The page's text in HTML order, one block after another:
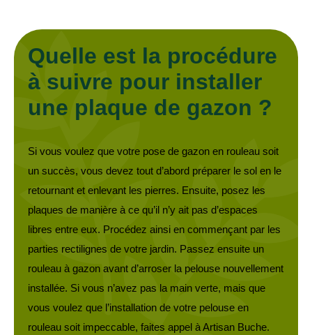
Quelle est la procédure
à suivre pour installer
une plaque de gazon ?
Si vous voulez que votre pose de gazon en rouleau soit
un succès, vous devez tout d’abord préparer le sol en le
retournant et enlevant les pierres. Ensuite, posez les
plaques de manière à ce qu’il n’y ait pas d’espaces
libres entre eux. Procédez ainsi en commençant par les
parties rectilignes de votre jardin. Passez ensuite un
rouleau à gazon avant d’arroser la pelouse nouvellement
installée. Si vous n’avez pas la main verte, mais que
vous voulez que l’installation de votre pelouse en
rouleau soit impeccable, faites appel à Artisan Buche.